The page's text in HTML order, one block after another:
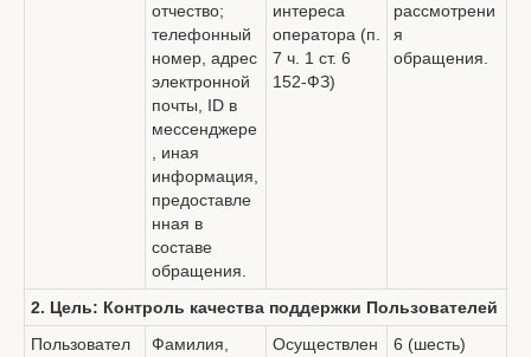
отчество;
телефонный
номер, адрес
электронной
почты, ID в
мессенджере
, иная
информация,
предоставле
нная в
составе
обращения.
интереса
оператора (п.
7 ч. 1 ст. 6
152-ФЗ)
рассмотрени
я
обращения.
2. Цель: Контроль качества поддержки Пользователей
Пользовател
Фамилия,
Осуществлен
6 (шесть)